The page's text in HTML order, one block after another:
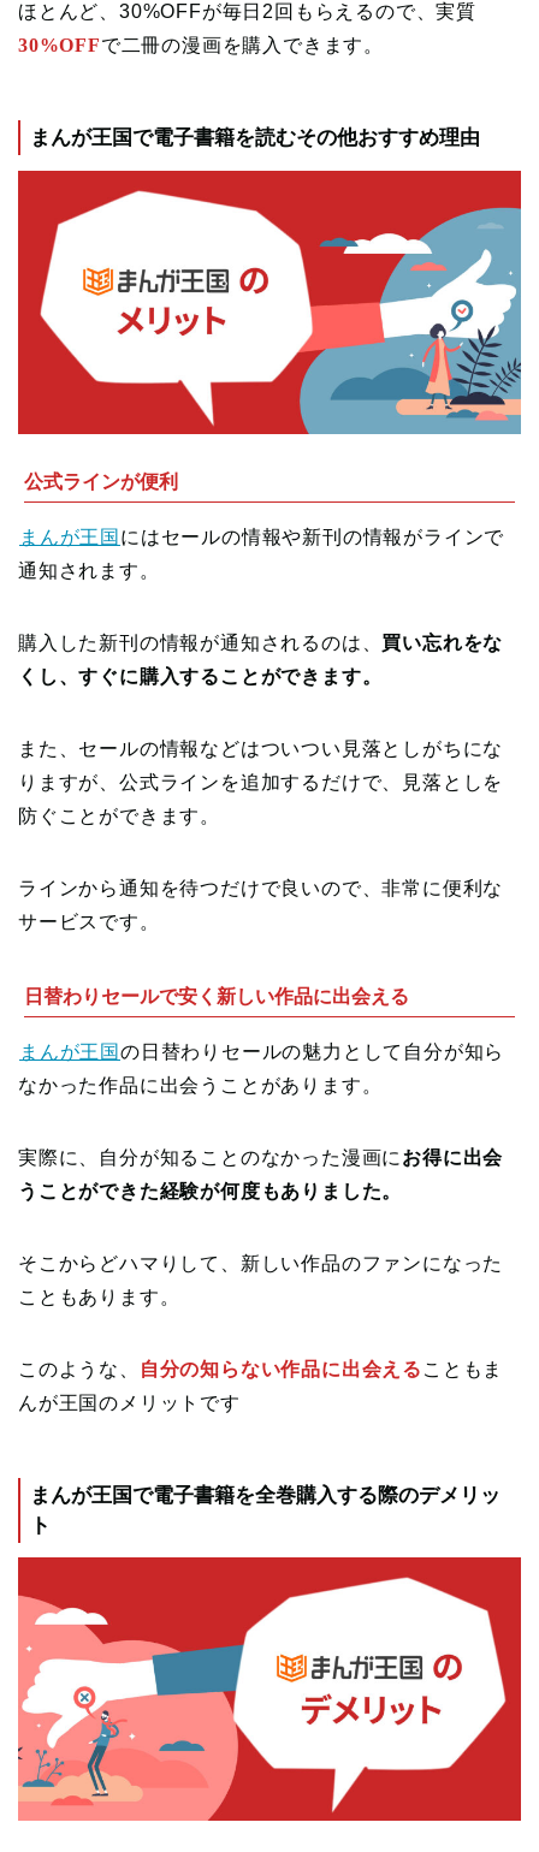
ほとんど、30%OFFが毎日2回もらえるので、実質
30%OFFで二冊の漫画を購入できます。
まんが王国で電子書籍を読むその他おすすめ理由
公式ラインが便利
まんが王国 にはセールの情報や新刊の情報がラインで
通知されます。
購入した新刊の情報が通知されるのは、 買い忘れをな
くし、すぐに購入することができます。
また、セールの情報などはついつい見落としがちにな
りますが、公式ラインを追加するだけで、見落としを
防ぐことができます。
ラインから通知を待つだけで良いので、非常に便利な
サービスです。
日替わりセールで安く新しい作品に出会える
まんが王国の日替わりセールの魅力として自分が知ら
なかった作品に出会うことがあります。
実際に、自分が知ることのなかった漫画に お得に出会
うことができた経験が何度もありました。
そこからどハマりして、新しい作品のファンになった
こともあります。
このような、 自分の知らない作品に出会える こともま
んが王国のメリットです
まんが王国で電子書籍を全巻購入する際のデメリッ
ト